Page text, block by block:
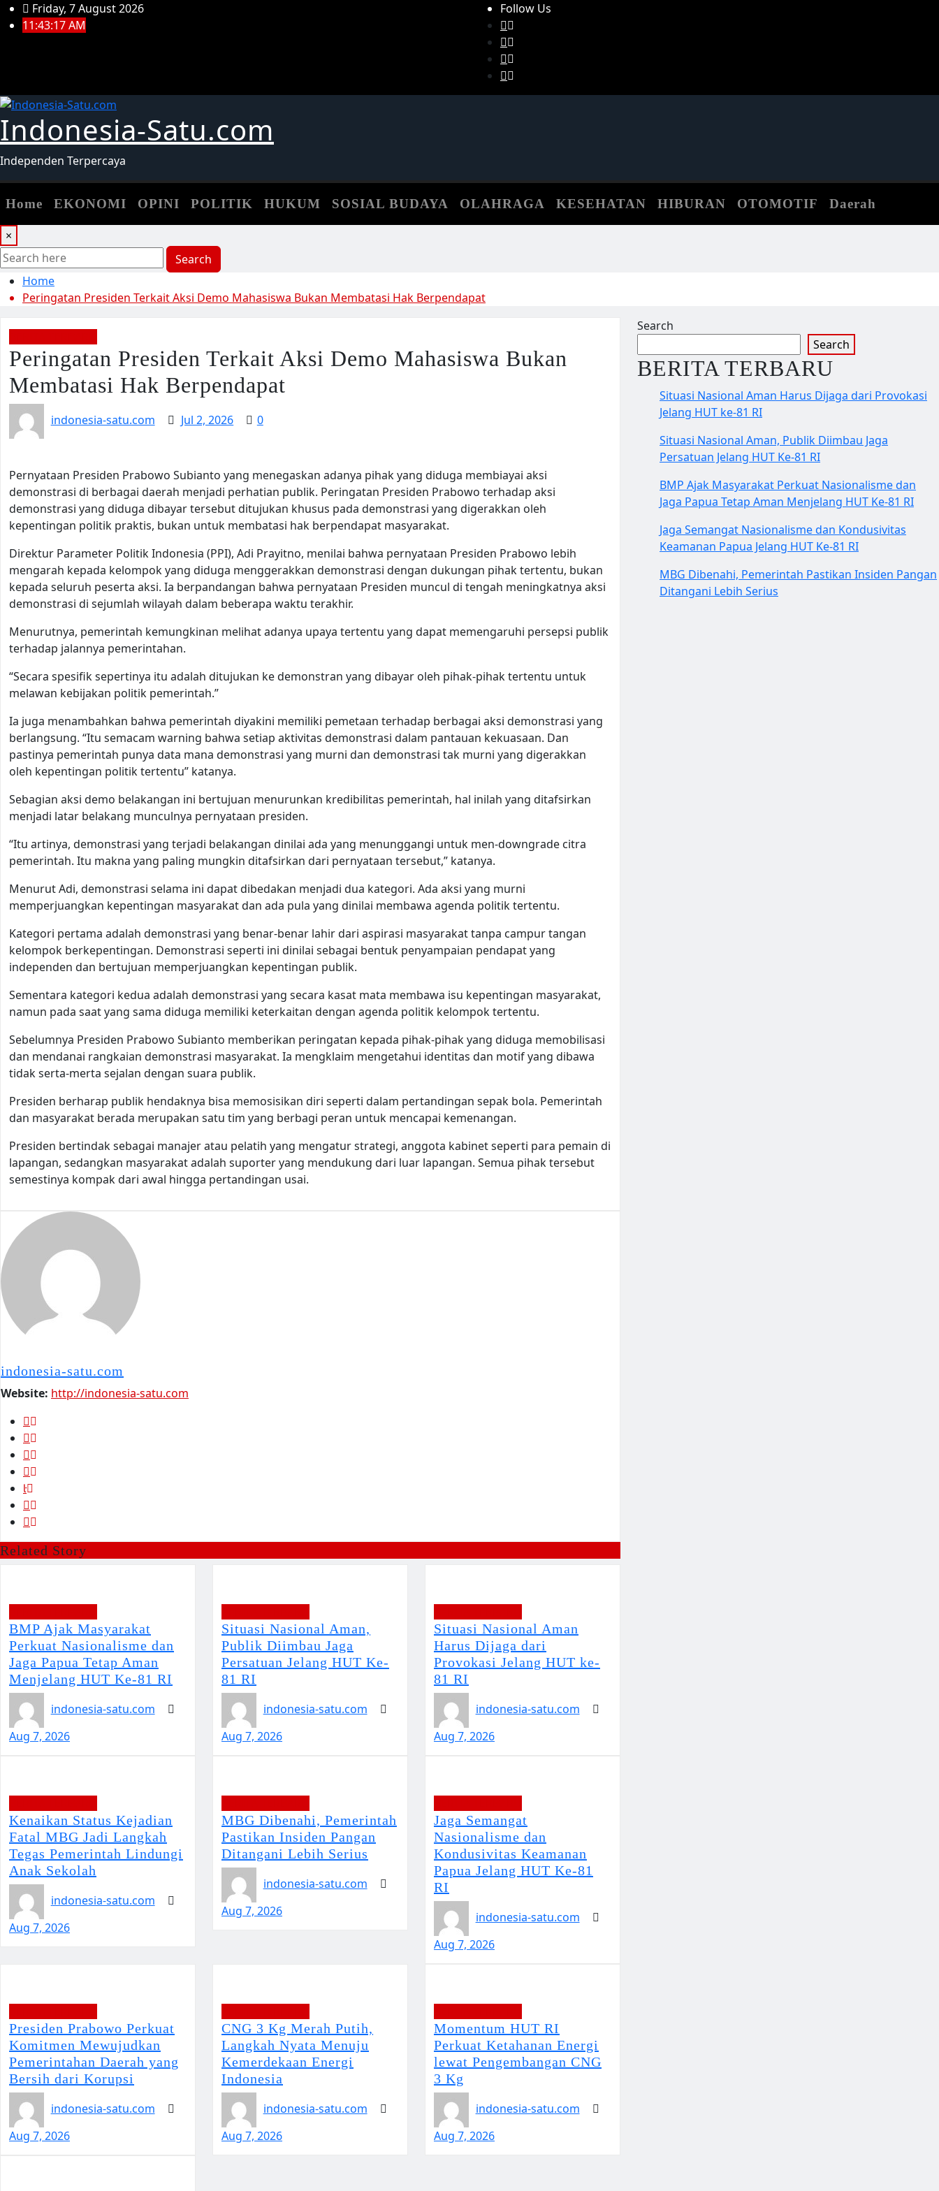
Skip
to
Friday, 7 August 2026
11:43:18 AM
Follow Us
Indonesia-Satu.com
Independen Terpercaya
Home EKONOMI OPINI POLITIK HUKUM SOSIAL BUDAYA OLAHRAGA KESEHATAN HIBURAN OTOMOTIF Daerah
×
Search
Home
Peringatan Presiden Terkait Aksi Demo Mahasiswa Bukan Membatasi Hak Berpendapat
Peringatan Presiden Terkait Aksi Demo Mahasiswa Bukan
Membatasi Hak Berpendapat
indonesia-satu.com Jul 2, 2026 0
Pernyataan Presiden Prabowo Subianto yang menegaskan adanya pihak yang diduga membiayai aksi
demonstrasi di berbagai daerah menjadi perhatian publik. Peringatan Presiden Prabowo terhadap aksi
demonstrasi yang diduga dibayar tersebut ditujukan khusus pada demonstrasi yang digerakkan oleh
kepentingan politik praktis, bukan untuk membatasi hak berpendapat masyarakat.
Direktur Parameter Politik Indonesia (PPI), Adi Prayitno, menilai bahwa pernyataan Presiden Prabowo lebih
mengarah kepada kelompok yang diduga menggerakkan demonstrasi dengan dukungan pihak tertentu, bukan
kepada seluruh peserta aksi. Ia berpandangan bahwa pernyataan Presiden muncul di tengah meningkatnya aksi
demonstrasi di sejumlah wilayah dalam beberapa waktu terakhir.
Menurutnya, pemerintah kemungkinan melihat adanya upaya tertentu yang dapat memengaruhi persepsi publik
terhadap jalannya pemerintahan.
“Secara spesifik sepertinya itu adalah ditujukan ke demonstran yang dibayar oleh pihak-pihak tertentu untuk
melawan kebijakan politik pemerintah.”
Ia juga menambahkan bahwa pemerintah diyakini memiliki pemetaan terhadap berbagai aksi demonstrasi yang
berlangsung. “Itu semacam warning bahwa setiap aktivitas demonstrasi dalam pantauan kekuasaan. Dan
pastinya pemerintah punya data mana demonstrasi yang murni dan demonstrasi tak murni yang digerakkan
oleh kepentingan politik tertentu” katanya.
Sebagian aksi demo belakangan ini bertujuan menurunkan kredibilitas pemerintah, hal inilah yang ditafsirkan
menjadi latar belakang munculnya pernyataan presiden.
“Itu artinya, demonstrasi yang terjadi belakangan dinilai ada yang menunggangi untuk men-downgrade citra
pemerintah. Itu makna yang paling mungkin ditafsirkan dari pernyataan tersebut,” katanya.
Menurut Adi, demonstrasi selama ini dapat dibedakan menjadi dua kategori. Ada aksi yang murni
memperjuangkan kepentingan masyarakat dan ada pula yang dinilai membawa agenda politik tertentu.
Kategori pertama adalah demonstrasi yang benar-benar lahir dari aspirasi masyarakat tanpa campur tangan
kelompok berkepentingan. Demonstrasi seperti ini dinilai sebagai bentuk penyampaian pendapat yang
independen dan bertujuan memperjuangkan kepentingan publik.
Sementara kategori kedua adalah demonstrasi yang secara kasat mata membawa isu kepentingan masyarakat,
namun pada saat yang sama diduga memiliki keterkaitan dengan agenda politik kelompok tertentu.
Sebelumnya Presiden Prabowo Subianto memberikan peringatan kepada pihak-pihak yang diduga memobilisasi
dan mendanai rangkaian demonstrasi masyarakat. Ia mengklaim mengetahui identitas dan motif yang dibawa
tidak serta-merta sejalan dengan suara publik.
Presiden berharap publik hendaknya bisa memosisikan diri seperti dalam pertandingan sepak bola. Pemerintah
dan masyarakat berada merupakan satu tim yang berbagi peran untuk mencapai kemenangan.
Presiden bertindak sebagai manajer atau pelatih yang mengatur strategi, anggota kabinet seperti para pemain di
lapangan, sedangkan masyarakat adalah suporter yang mendukung dari luar lapangan. Semua pihak tersebut
semestinya kompak dari awal hingga pertandingan usai.
indonesia-satu.com
Website: http://indonesia-satu.com
Related Story
BMP Ajak Masyarakat
Perkuat Nasionalisme dan
Jaga Papua Tetap Aman
Menjelang HUT Ke-81 RI
indonesia-satu.com
Aug 7, 2026
Situasi Nasional Aman,
Publik Diimbau Jaga
Persatuan Jelang HUT Ke-
81 RI
indonesia-satu.com
Aug 7, 2026
Situasi Nasional Aman
Harus Dijaga dari
Provokasi Jelang HUT ke-
81 RI
indonesia-satu.com
Aug 7, 2026
Kenaikan Status Kejadian
Fatal MBG Jadi Langkah
Tegas Pemerintah Lindungi
Anak Sekolah
indonesia-satu.com
Aug 7, 2026
MBG Dibenahi, Pemerintah
Pastikan Insiden Pangan
Ditangani Lebih Serius
indonesia-satu.com
Aug 7, 2026
Jaga Semangat
Nasionalisme dan
Kondusivitas Keamanan
Papua Jelang HUT Ke-81
RI
indonesia-satu.com
Aug 7, 2026
Presiden Prabowo Perkuat
Komitmen Mewujudkan
Pemerintahan Daerah yang
Bersih dari Korupsi
indonesia-satu.com
Aug 7, 2026
CNG 3 Kg Merah Putih,
Langkah Nyata Menuju
Kemerdekaan Energi
Indonesia
indonesia-satu.com
Aug 7, 2026
Momentum HUT RI
Perkuat Ketahanan Energi
lewat Pengembangan CNG
3 Kg
indonesia-satu.com
Aug 7, 2026
Search
Search
BERITA TERBARU
Situasi Nasional Aman Harus Dijaga dari Provokasi
Jelang HUT ke-81 RI
Situasi Nasional Aman, Publik Diimbau Jaga
Persatuan Jelang HUT Ke-81 RI
BMP Ajak Masyarakat Perkuat Nasionalisme dan
Jaga Papua Tetap Aman Menjelang HUT Ke-81 RI
Jaga Semangat Nasionalisme dan Kondusivitas
Keamanan Papua Jelang HUT Ke-81 RI
MBG Dibenahi, Pemerintah Pastikan Insiden Pangan
Ditangani Lebih Serius